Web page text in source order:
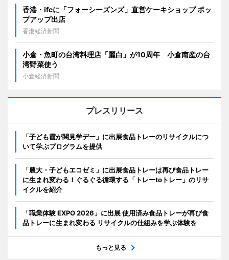
香港・ifcに「フォーシーズンズ」直営ケーキショップ ポッ
プアップ出店
香港経済新聞
小倉・魚町の台湾料理店「麗白」が10周年 小倉南産の台
湾野菜使う
小倉経済新聞
プレスリリース
「子ども霞が関見学デー」に出展食品トレーのリサイクルにつ
いて学ぶプログラムを提供
「農大・子どもエコゼミ」に出展食品トレーは再び食品トレー
に生まれ変わる！ぐるぐる循環する「トレーtoトレー」のリサ
イクルを紹介
「職業体験 EXPO 2026」に出展 使用済み食品トレーが再び食
品トレーに生まれ変わる リサイクルの仕組みを学ぶ体験を
もっと見る